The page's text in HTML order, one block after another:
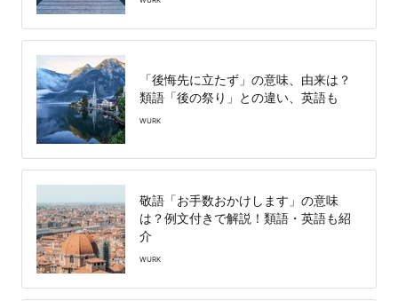
「後悔先に立たず」の意味、由来は？
類語「後の祭り」との違い、英語も
WURK
敬語「お手数おかけします」の意味
は？例文付きで解説！類語・英語も紹
介
WURK